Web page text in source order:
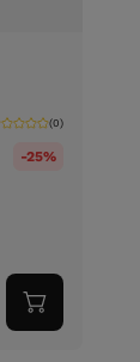
(0)
-25%
Adicionar
ao